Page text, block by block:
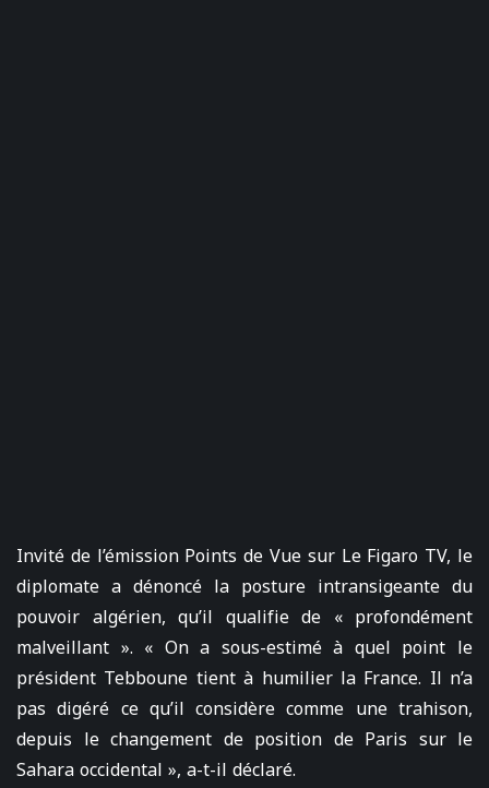
Invité de l’émission Points de Vue sur Le Figaro TV, le
diplomate a dénoncé la posture intransigeante du
pouvoir algérien, qu’il qualifie de « profondément
malveillant ». « On a sous-estimé à quel point le
président Tebboune tient à humilier la France. Il n’a
pas digéré ce qu’il considère comme une trahison,
depuis le changement de position de Paris sur le
Sahara occidental », a-t-il déclaré.